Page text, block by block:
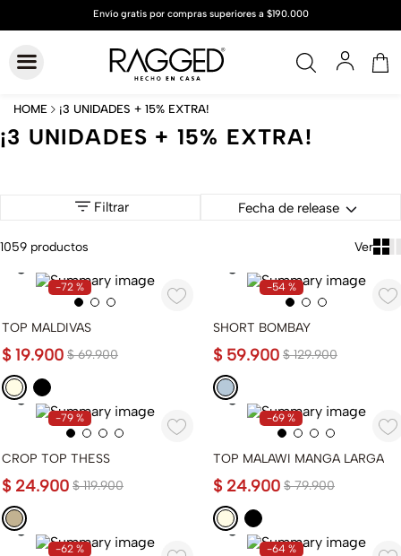
¡3 UNIDADES + 15% EXTRA!
¡3 UNIDADES + 15% EXTRA!
Filtrar Fecha de release
1059 productos
-72 %
TOP MALDIVAS
$ 69.900
$ 19.900
-54 %
SHORT BOMBAY
$ 129.900
$ 59.900
-79 %
CROP TOP THESS
$ 119.900
$ 24.900
-69 %
TOP MALAWI MANGA LARGA
$ 79.900
$ 24.900
-62 % -64 %